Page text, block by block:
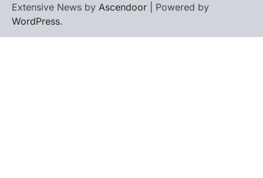
Extensive News by Ascendoor | Powered by
WordPress.